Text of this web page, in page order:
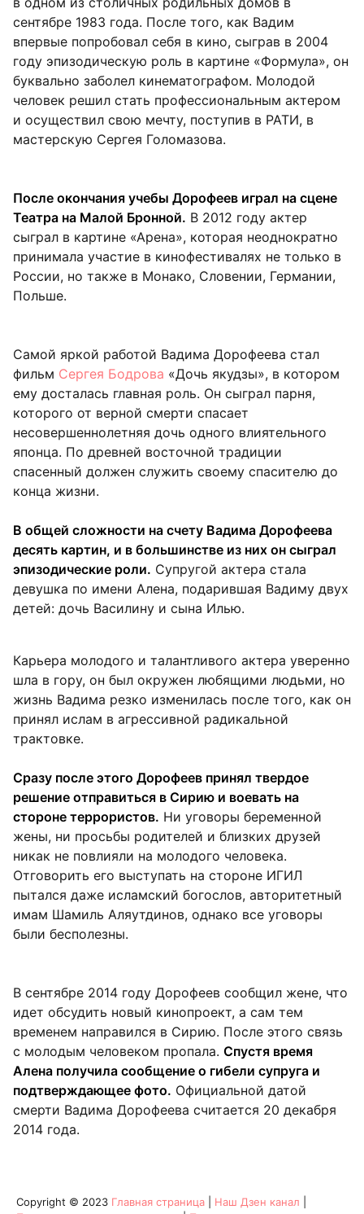
сентябре 1983 года. После того, как Вадим
впервые попробовал себя в кино, сыграв в 2004
году эпизодическую роль в картине «Формула», он
буквально заболел кинематографом. Молодой
человек решил стать профессиональным актером
и осуществил свою мечту, поступив в РАТИ, в
мастерскую Сергея Голомазова.
После окончания учебы Дорофеев играл на сцене
Театра на Малой Бронной. В 2012 году актер
сыграл в картине «Арена», которая неоднократно
принимала участие в кинофестивалях не только в
России, но также в Монако, Словении, Германии,
Польше.
Самой яркой работой Вадима Дорофеева стал
фильм Сергея Бодрова «Дочь якудзы», в котором
ему досталась главная роль. Он сыграл парня,
которого от верной смерти спасает
несовершеннолетняя дочь одного влиятельного
японца. По древней восточной традиции
спасенный должен служить своему спасителю до
конца жизни.
В общей сложности на счету Вадима Дорофеева
десять картин, и в большинстве из них он сыграл
эпизодические роли. Супругой актера стала
девушка по имени Алена, подарившая Вадиму двух
детей: дочь Василину и сына Илью.
Карьера молодого и талантливого актера уверенно
шла в гору, он был окружен любящими людьми, но
жизнь Вадима резко изменилась после того, как он
принял ислам в агрессивной радикальной
трактовке.
Сразу после этого Дорофеев принял твердое
решение отправиться в Сирию и воевать на
стороне террористов. Ни уговоры беременной
жены, ни просьбы родителей и близких друзей
никак не повлияли на молодого человека.
Отговорить его выступать на стороне ИГИЛ
пытался даже исламский богослов, авторитетный
имам Шамиль Аляутдинов, однако все уговоры
были бесполезны.
В сентябре 2014 году Дорофеев сообщил жене, что
идет обсудить новый кинопроект, а сам тем
временем направился в Сирию. После этого связь
с молодым человеком пропала. Спустя время
Алена получила сообщение о гибели супруга и
подтверждающее фото. Официальной датой
смерти Вадима Дорофеева считается 20 декабря
2014 года.
Copyright © 2023 Главная страница Наш Дзен канал